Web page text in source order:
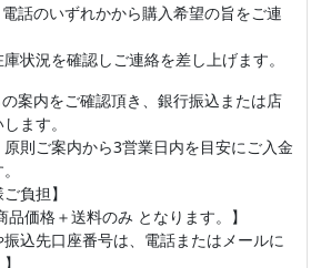
話のいずれかから購入希望の旨をご連
況を確認しご連絡を差し上げます。
案内をご確認頂き、銀行振込または店
ます。
ご案内から3営業日内を目安にご入金
負担】
品価格＋送料のみ となります。】
振込先口座番号は、電話またはメールに